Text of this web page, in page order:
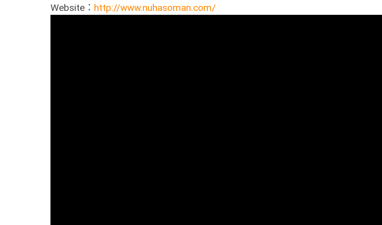
Website： http://www.nuhasoman.com/